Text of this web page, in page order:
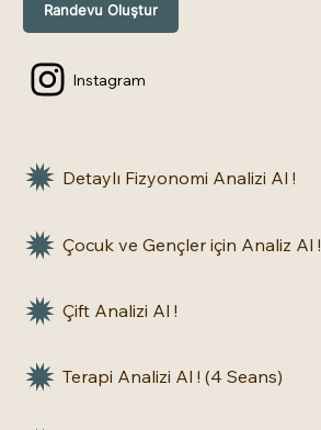
Randevu Oluştur
Instagram
Detaylı Fizyonomi Analizi Al !
Çocuk ve Gençler için Analiz Al !
Terapi Analizi Al ! (4 Seans)
Çift Analizi Al !